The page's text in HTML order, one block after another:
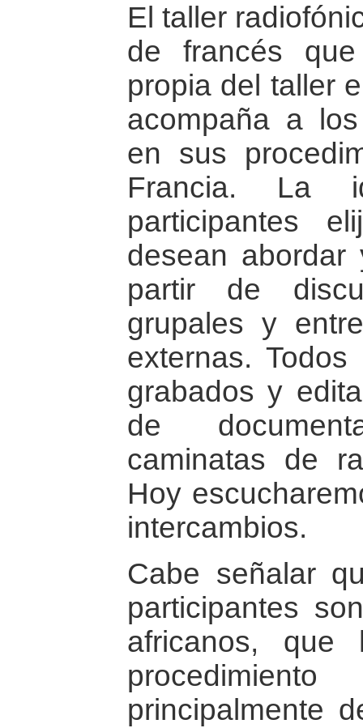
El taller
de francés
propia del taller
acompaña a
en sus
Francia. La
participantes
desean
partir de
grupales y
externas.
grabados y
de
caminatas de
Hoy
intercambios.
Cabe señalar
participantes
africanos,
principalmente